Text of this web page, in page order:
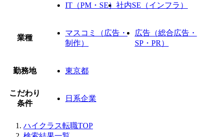
IT（PM・SE） 社内SE（インフラ）
業種
マスコミ（広告・
制作）
広告（総合広告・
SP・PR）
勤務地 東京都
こだわり
条件
日系企業
ハイクラス転職TOP